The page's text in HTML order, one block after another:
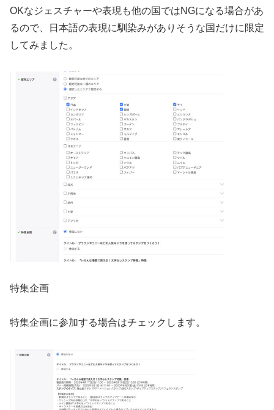
OKなジェスチャーや表現も他の国ではNGになる場合があ
るので、日本語の表現に馴染みがありそうな国だけに限定
してみました。
特集企画
特集企画に参加する場合はチェックします。